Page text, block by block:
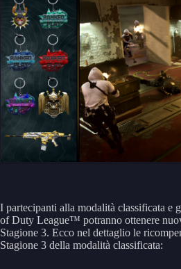
I partecipanti alla modalità classificata e
of Duty League™ potranno ottenere
Stagione 3. Ecco nel dettaglio le
Stagione 3 della modalità classificata: